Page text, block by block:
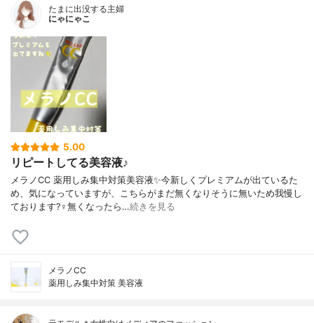
たまに出没する主婦
にゃにゃこ
5.00
リピートしてる美容液♪
メラノCC 薬用しみ集中対策美容液✨今新しくプレミアムが出ているた
め、気になっていますが、こちらがまだ無くなりそうに無いため我慢し
ております?‍♀️無くなったら…続きを見る
メラノCC
薬用しみ集中対策 美容液